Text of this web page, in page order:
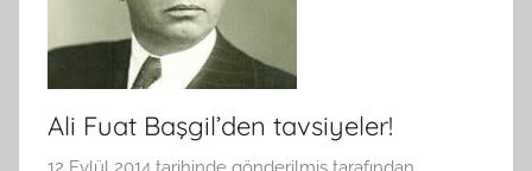
Ali Fuat Başgil’den tavsiyeler!